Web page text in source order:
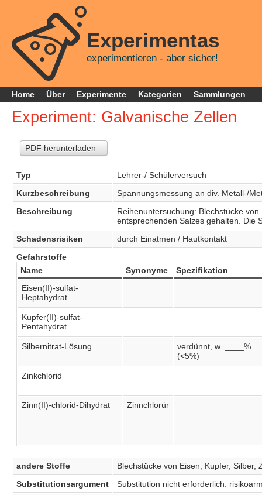
Experimentas
experimentieren - aber sicher!
Home Über Experimente Kategorien Sammlungen
Experiment: Galvanische Zellen
PDF herunterladen
Typ
Lehrer-/ Schülerversuch
Kurzbeschreibung
Spannungsmessung an div. Metall-/
Beschreibung
Reihenuntersuchung: Blechstücke
entsprechenden Salzes gehalten. Die
Schadensrisiken
durch Einatmen / Hautkontakt
Gefahrstoffe
Name
Synonyme
Spezifikation
Eisen(II)-sulfat-
Heptahydrat
Kupfer(II)-sulfat-
Pentahydrat
Silbernitrat-Lösung
verdünnt, w=____%
(<5%)
Zinkchlorid
Zinn(II)-chlorid-Dihydrat Zinnchlorür
andere Stoffe
Blechstücke von Eisen, Kupfer, Silber,
Substitutionsargument
Substitution nicht erforderlich: